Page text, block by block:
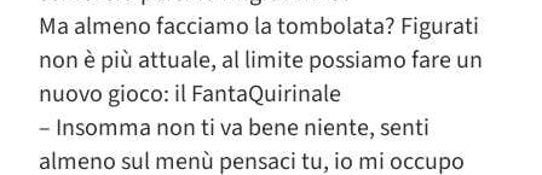
Ma almeno facciamo la tombolata? Figurati
non è più attuale, al limite possiamo fare un
nuovo gioco: il FantaQuirinale
– Insomma non ti va bene niente, senti
almeno sul menù pensaci tu, io mi occupo